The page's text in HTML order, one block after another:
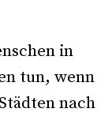
in
tun, wenn
nach